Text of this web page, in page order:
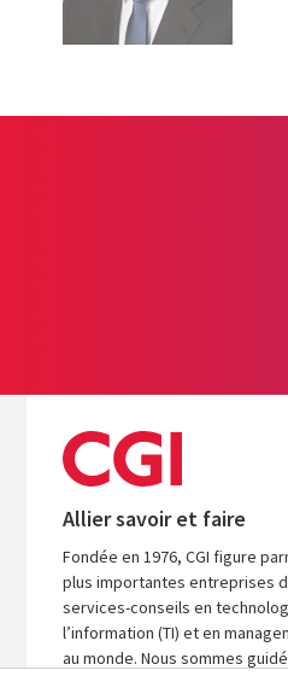
Allier savoir et faire
Fondée en 1976, CGI figure
plus importantes entreprises
services-conseils en
l’information (TI) et en
au monde. Nous sommes